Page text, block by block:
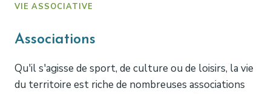
VIE ASSOCIATIVE
Associations
Qu'il s'agisse de sport, de culture ou de loisirs, la vie
du territoire est riche de nombreuses associations